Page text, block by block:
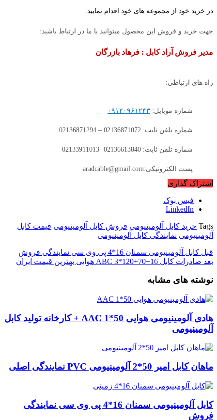
در خرید خود از مجموعه های خود اقدام نمایید.
جهت خرید و فروش این محصول میتوانید با ما در ارتباط باشید:
مدیر فروش آراد کابل : فرهاد بازرگان
راه های ارتباطی:
شماره موبایل: ۰۹۱۲۰۹۶۱۲۴۳
شماره تلفن ثابت: 02136871072 – 02136871294
شماره تلفن ثابت: 02136613840 -02133911013
پست الکترونیکی:aradcable@gmail.com
اشتراک گذاری
فیس بوک
LinkedIn
Tags خرید کابل آلومینیومی فروش کابل آلومینیومی قیمت کابل
آلومینیومی نمایندگی کابل آلومینیومی
قبل کابل آلومینیومی سمنان 16*4 پی وی سی نمایندگی فروش
بعد صادرات کابل 16+70+120*3 ABC هوایی بهترین قیمت ایران
نوشته های مشابه
هادی آلومینیومی هوایی 50*1 AAC + کارخانه تولید کابل
آلومینیومی
ماهان کابل امیر 50*2 آلومینیومی PVC نمایندگی اصلی
کابل آلومینیومی سمنان 16*4 پی وی سی نمایندگی
فروش